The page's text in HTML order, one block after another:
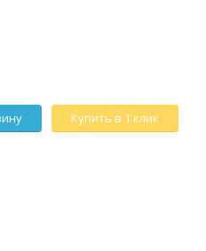
Купить в 1 клик